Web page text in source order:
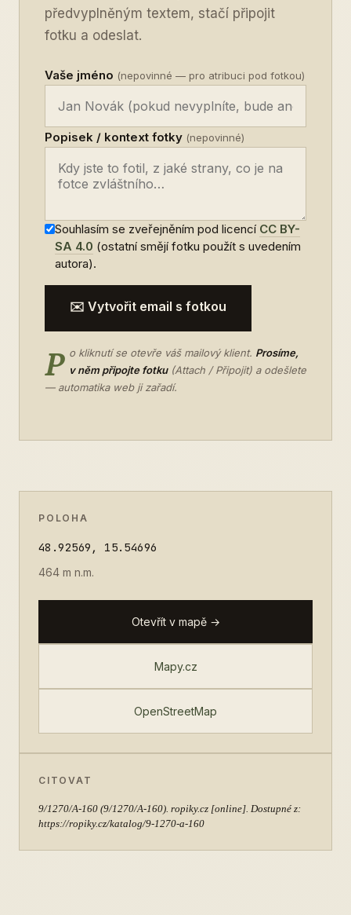
předvyplněným textem, stačí připojit
fotku a odeslat.
Vaše jméno (nepovinné — pro atribuci pod fotkou)
Popisek / kontext fotky (nepovinné)
Souhlasím se zveřejněním pod licencí CC BY-
SA 4.0 (ostatní smějí fotku použít s uvedením
autora).
✉️ Vytvořit email s fotkou
P o kliknutí se otevře váš mailový klient. Prosíme,
v něm připojte fotku(Attach / Připojit) a odešlete
— automatika web ji zařadí.
POLOHA
48.92569, 15.54696
464 m n.m.
Otevřít v mapě →
Mapy.cz
OpenStreetMap
CITOVAT
9/1270/A-160 (9/1270/A-160). ropiky.cz [online]. Dostupné z:
https://ropiky.cz/katalog/9-1270-a-160